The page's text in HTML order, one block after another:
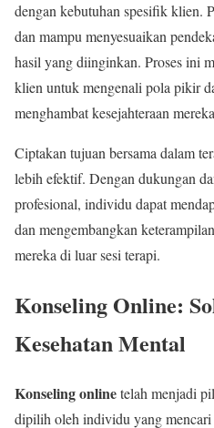
dengan kebutuhan spesifik klien.
dan mampu menyesuaikan
hasil yang diinginkan. Proses ini
klien untuk mengenali pola pikir
menghambat kesejahteraan
Ciptakan tujuan bersama dalam
lebih efektif. Dengan dukungan
profesional, individu dapat
dan mengembangkan
mereka di luar sesi terapi.
Konseling Online:
Kesehatan Mental
Konseling onlinetelah menjadi
dipilih oleh individu yang mencari